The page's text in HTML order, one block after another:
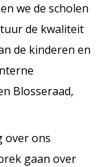
we de scholen
de kwaliteit
de kinderen en
Blosseraad,
over ons
gaan over